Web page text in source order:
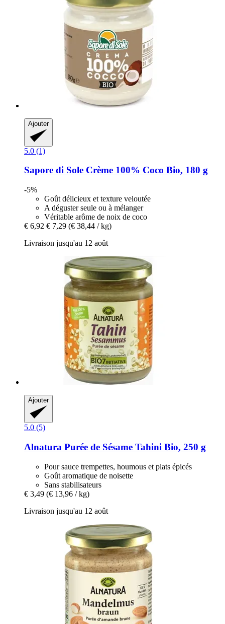
Ajouter
5.0 (1)
Sapore di Sole Crème 100% Coco Bio, 180 g
-5%
Goût délicieux et texture veloutée
A déguster seule ou à mélanger
Véritable arôme de noix de coco
€ 6,92 € 7,29 (€ 38,44 / kg)
Livraison jusqu'au 12 août
Ajouter
5.0 (5)
Alnatura Purée de Sésame Tahini Bio, 250 g
Pour sauce trempettes, houmous et plats épicés
Goût aromatique de noisette
Sans stabilisateurs
€ 3,49 (€ 13,96 / kg)
Livraison jusqu'au 12 août